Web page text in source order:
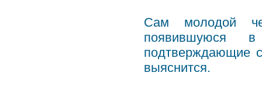
Сам молодой
появившуюся
подтверждающие
выяснится.